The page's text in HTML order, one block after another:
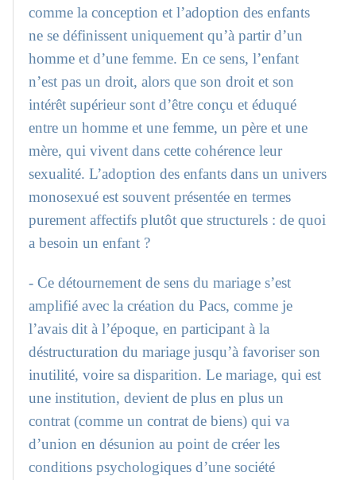
comme la conception et l’adoption des enfants
ne se définissent uniquement qu’à partir d’un
homme et d’une femme. En ce sens, l’enfant
n’est pas un droit, alors que son droit et son
intérêt supérieur sont d’être conçu et éduqué
entre un homme et une femme, un père et une
mère, qui vivent dans cette cohérence leur
sexualité. L’adoption des enfants dans un univers
monosexué est souvent présentée en termes
purement affectifs plutôt que structurels : de quoi
a besoin un enfant ?
- Ce détournement de sens du mariage s’est
amplifié avec la création du Pacs, comme je
l’avais dit à l’époque, en participant à la
déstructuration du mariage jusqu’à favoriser son
inutilité, voire sa disparition. Le mariage, qui est
une institution, devient de plus en plus un
contrat (comme un contrat de biens) qui va
d’union en désunion au point de créer les
conditions psychologiques d’une société